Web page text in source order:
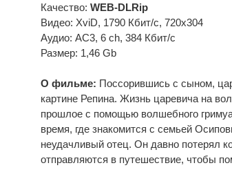
Качество: WEB-DLRip
Видео: XviD, 1790 Кбит/с, 720x304
Аудио: AC3, 6 ch, 384 Кбит/с
Размер: 1,46 Gb
О фильме: Поссорившись с сыном,
картине Репина. Жизнь царевича на
прошлое с помощью волшебного
время, где знакомится с семьей
неудачливый отец. Он давно потерял
отправляются в путешествие, чтобы